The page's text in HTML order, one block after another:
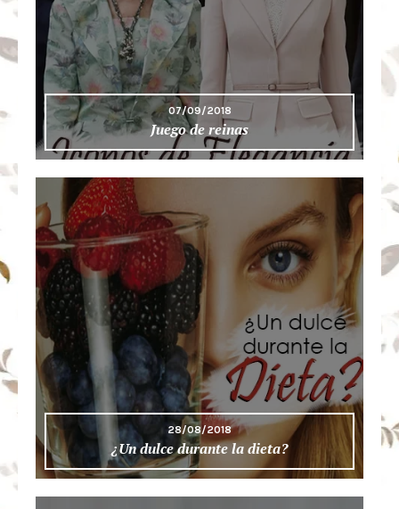
07/09/2018
Juego de reinas
28/08/2018
¿Un dulce durante la dieta?